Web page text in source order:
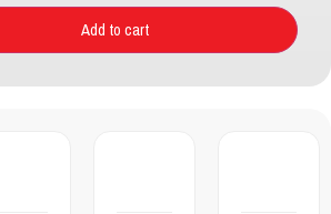
Add to cart